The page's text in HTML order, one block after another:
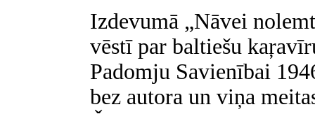
Izdevumā „Nāvei
vēstī par baltiešu
Padomju Savienībai
bez autora un viņa